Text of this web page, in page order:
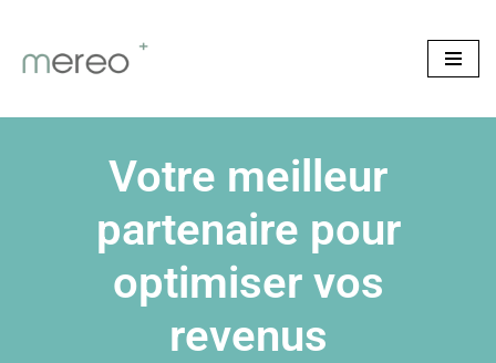
Aller
Votre meilleur
partenaire pour
optimiser vos
revenus